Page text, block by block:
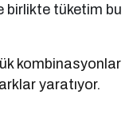
birlikte tüketim bu
kombinasyonlar
yaratıyor.